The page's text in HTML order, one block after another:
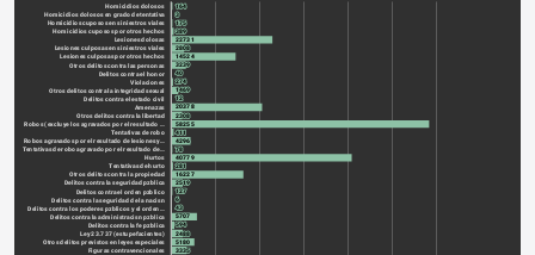
Homicidios dolosos
Homicidios dolosos en grado de tentativa
Homicidios cuposos en siniestros viales
Homicidios cuposos por otros hechos
Lesiones dolosas
Lesiones culposas en siniestros viales
Lesiones culposas por otros hechos
Otros delitos contra las personas
Delitos contra el honor
Violaciones
Otros delitos contra la integridad sexual
Delitos contra el estado civil
Amenazas
Otros delitos contra la libertad
Robos (excluye los agravados por el resultado …
Tentativas de robo
Robos agravados por el resultado de lesiones y…
Tentativas de robo agravado por el resultado de…
Hurtos
Tentativas de hurto
Otros delitos contra la propiedad
Delitos contra la seguridad pzblica
Delitos contra el orden pzblico
Delitos contra la seguridad de la nacisn
Delitos contra los poderes pzblicos y el orden…
Delitos contra la administracisn pzblica
Delitos contra la fe pzblica
Ley 23.737 (estupefacientes)
Otros delitos previstos en leyes especiales
Figuras contravencionales
164
3
175
389
22731
2808
14524
3239
40
274
1469
12
20378
2308
58255
411
4296
78
40779
281
16227
2519
127
6
43
5707
594
2488
5180
3335